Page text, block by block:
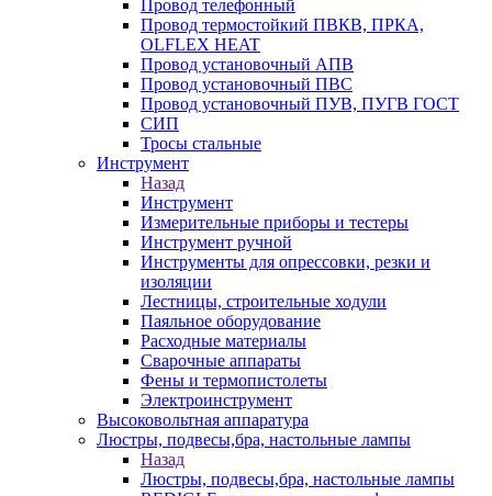
Провод телефонный
Провод термостойкий ПВКВ, ПРКА,
OLFLEX HEAT
Провод установочный АПВ
Провод установочный ПВС
Провод установочный ПУВ, ПУГВ ГОСТ
СИП
Тросы стальные
Инструмент
Назад
Инструмент
Измерительные приборы и тестеры
Инструмент ручной
Инструменты для опрессовки, резки и
изоляции
Лестницы, строительные ходули
Паяльное оборудование
Расходные материалы
Сварочные аппараты
Фены и термопистолеты
Электроинструмент
Высоковольтная аппаратура
Люстры, подвесы,бра, настольные лампы
Назад
Люстры, подвесы,бра, настольные лампы